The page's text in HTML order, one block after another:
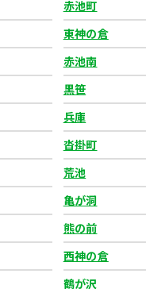
赤池町
東神の倉
赤池南
黒笹
兵庫
沓掛町
荒池
亀が洞
熊の前
西神の倉
鶴が沢